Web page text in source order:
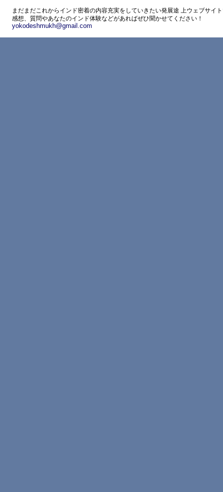
まだまだこれからインド密着の内容充実をしていきたい発展途 上ウェブサイ
感想、質問やあなたのインド体験などがあればぜひ聞かせてください！
yokodeshmukh@gmail.com